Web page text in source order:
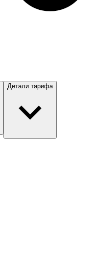
Детали тарифа